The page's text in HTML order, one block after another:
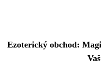
Ezoterický obchod: